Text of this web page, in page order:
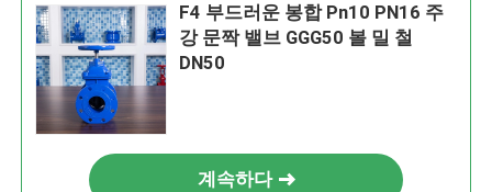
F4 부드러운 봉합 Pn10 PN16 주
강 문짝 밸브 GGG50 볼 밀 철
DN50
계속하다